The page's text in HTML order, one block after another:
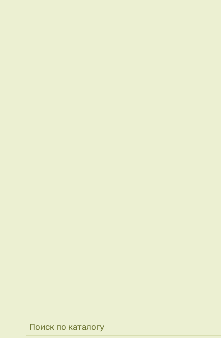
Форма поиска
Поиск